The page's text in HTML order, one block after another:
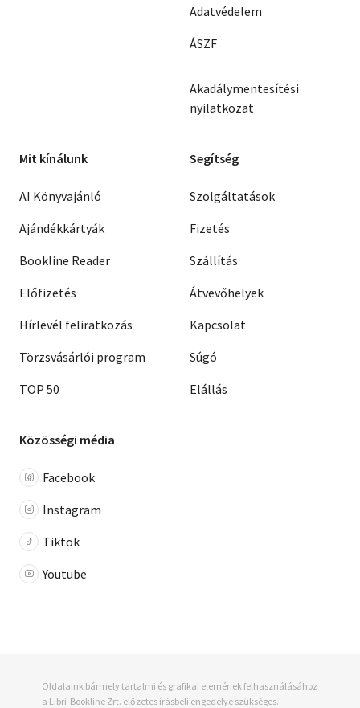
Adatvédelem
ÁSZF
Akadálymentesítési
nyilatkozat
Mit kínálunk
AI Könyvajánló
Ajándékkártyák
Bookline Reader
Előfizetés
Hírlevél feliratkozás
Törzsvásárlói program
TOP 50
Segítség
Szolgáltatások
Fizetés
Szállítás
Átvevőhelyek
Kapcsolat
Súgó
Elállás
Közösségi média
Facebook
Instagram
Tiktok
Youtube
Oldalaink bármely tartalmi és grafikai elemének felhasználásához
a Libri-Bookline Zrt. előzetes írásbeli engedélye szükséges.